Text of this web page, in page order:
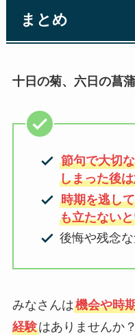
まとめ
十日の菊、六日の菖
節句で大切
しまった後
時期を逃し
も立たない
後悔や残念
みなさんは機会や時
経験はありませんか